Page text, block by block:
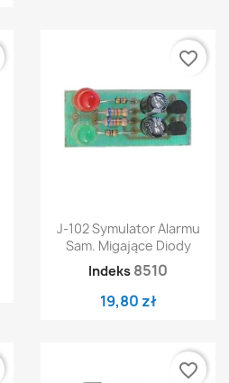
J-102 Symulator Alarmu
Sam. Migające Diody
Indeks 8510
19,80 zł
favorite_border
favorite_border